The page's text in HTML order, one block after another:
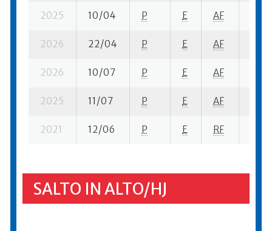
2025 10/04 P E AF
2026 22/04 P E AF
2026 10/07 P E AF
2025 11/07 P E AF
2021 12/06 P E RF
SALTO IN ALTO/HJ